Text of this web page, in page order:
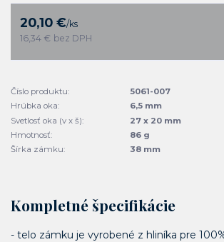
20,10 €/ks
16,34 € bez DPH
Číslo produktu:
5061-007
Hrúbka oka:
6,5 mm
Svetlosť oka (v x š):
27 x 20 mm
Hmotnosť:
86 g
Šírka zámku:
38 mm
Kompletné špecifikácie
- telo zámku je vyrobené z hliníka pre